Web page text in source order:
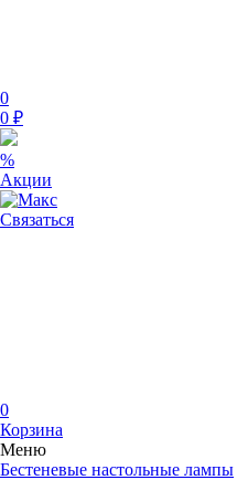
0
0 ₽
%
Акции
Связаться
0
Корзина
Меню
Бестеневые настольные лампы